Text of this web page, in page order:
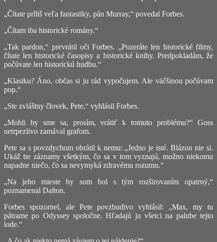
„Čítate príliš veľa fantastiky, pán Murray,“ povedal Forbes.
„Čítam iba historické romány.“
„Tak pardon,“ prevrátil oči Forbes. „Pozeráte len historické filmy,
čítate len historické časopisy a historické knihy. Predpokladám, že
počúvate len historickú hudbu.“
„Klasiku? Áno, občas si ju rád vypočujem. Ale väčšinou počúvam
pop.“
„Ste zvláštny človek, Pete,“ vyhlásil Forbes.
„Mohli by sme sa, prosím, vrátiť k tomuto problému?“ Goss
netrpezlivo zamával grafom.
Pete sa s povzdychom obrátil k nemu: „Jedno je isté. Blázon nie si.
Ukáž tie záznamy všetkým, čo sa v tom vyznajú, možno niekomu
napadne niečo, čo sa nevymyká zdravému rozumu.“
„Na jeho mieste by som bol s tým rozširovaním opatrný,“
poznamenal Dalton.
Forbes spozornel, ale Pete povzbudivo vyhlásil: „Max, my tu
pátrame po Odyssey spoločne. Hľadajú ju všetci na palube tejto
lode.“